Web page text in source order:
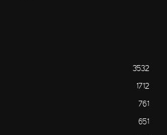
3532
1712
761
651